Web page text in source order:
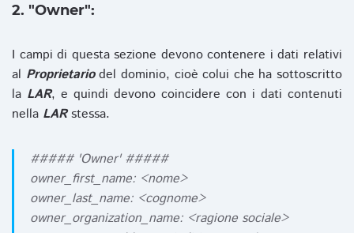
2. "Owner":
I campi di questa sezione devono contenere i dati relativi
al Proprietariodel dominio, cioè colui che ha sottoscritto
la LAR, e quindi devono coincidere con i dati contenuti
nella LARstessa.
##### 'Owner' #####
owner_first_name: <nome>
owner_last_name: <cognome>
owner_organization_name: <ragione sociale>